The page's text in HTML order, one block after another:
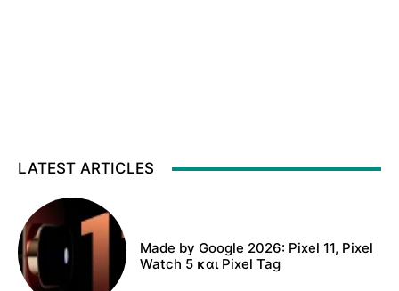
LATEST ARTICLES
Made by Google 2026: Pixel 11, Pixel
Watch 5 και Pixel Tag